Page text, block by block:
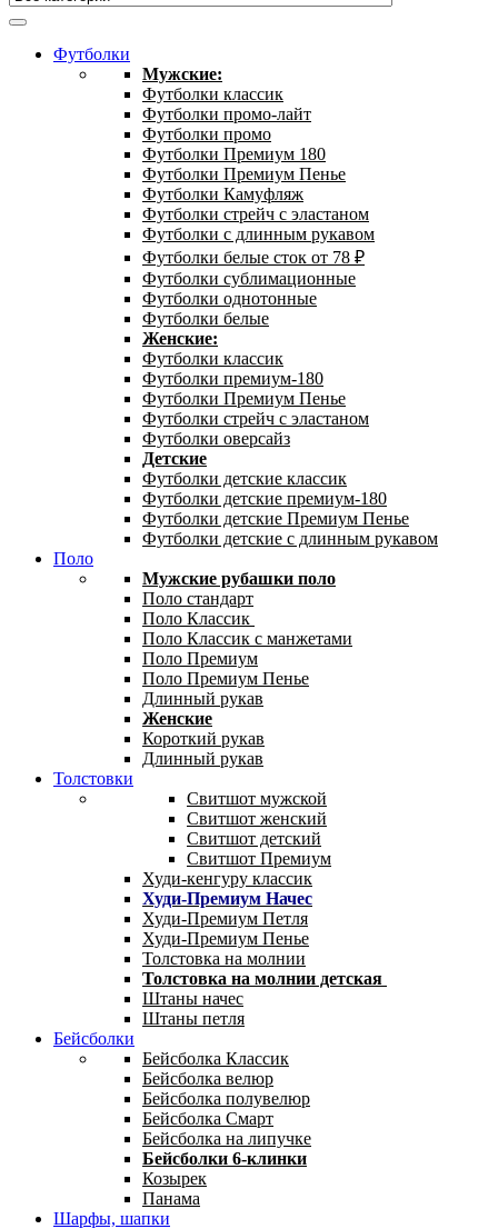
Футболки
Мужские:
Футболки классик
Футболки промо-лайт
Футболки промо
Футболки Премиум 180
Футболки Премиум Пенье
Футболки Камуфляж
Футболки стрейч с эластаном
Футболки с длинным рукавом
Футболки белые сток от 78 ₽
Футболки сублимационные
Футболки однотонные
Футболки белые
Женские:
Футболки классик
Футболки премиум-180
Футболки Премиум Пенье
Футболки стрейч с эластаном
Футболки оверсайз
Детские
Футболки детские классик
Футболки детские премиум-180
Футболки детские Премиум Пенье
Футболки детские с длинным рукавом
Поло
Мужские рубашки поло
Поло стандарт
Поло Классик
Поло Классик с манжетами
Поло Премиум
Поло Премиум Пенье
Длинный рукав
Женские
Короткий рукав
Длинный рукав
Толстовки
Свитшот мужской
Свитшот женский
Свитшот детский
Свитшот Премиум
Худи-кенгуру классик
Худи-Премиум Начес
Худи-Премиум Петля
Худи-Премиум Пенье
Толстовка на молнии
Толстовка на молнии детская
Штаны начес
Штаны петля
Бейсболки
Бейсболка Классик
Бейсболка велюр
Бейсболка полувелюр
Бейсболка Смарт
Бейсболка на липучке
Бейсболки 6-клинки
Козырек
Панама
Шарфы, шапки